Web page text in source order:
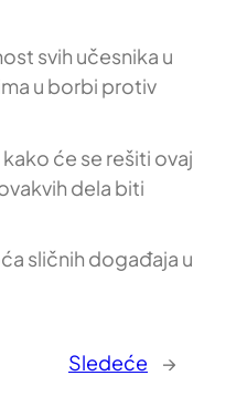
svih učesnika u
u borbi protiv
će se rešiti ovaj
dela biti
sličnih događaja u
Sledeće →